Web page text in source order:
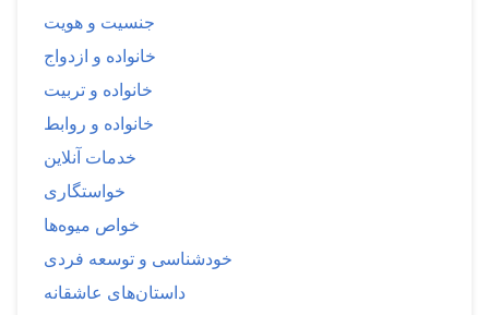
جنسیت و هویت
خانواده و ازدواج
خانواده و تربیت
خانواده و روابط
خدمات آنلاین
خواستگاری
خواص میوه‌ها
خودشناسی و توسعه فردی
داستان‌های عاشقانه